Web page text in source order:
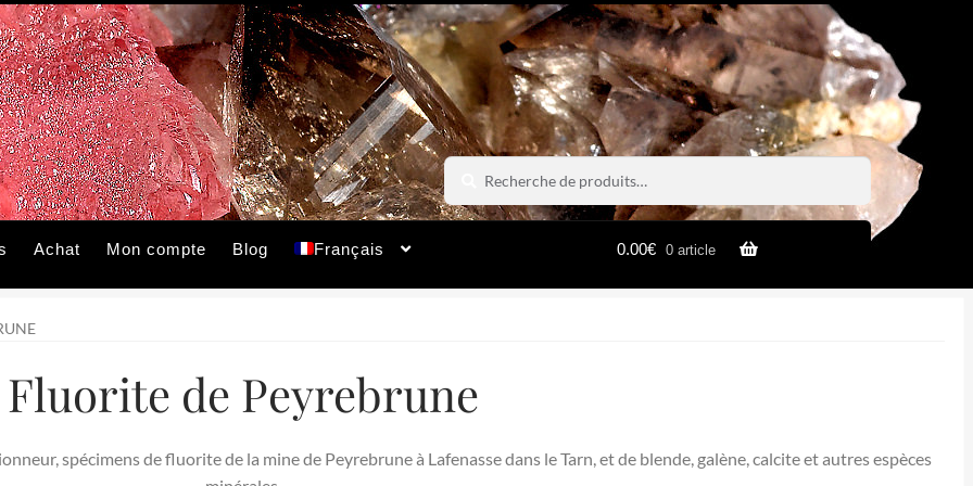
Recherche
pour :
Recherche
Achat Mon compte Blog Français 0.00€ 0 article
Fluorite de Peyrebrune
spécimens de fluorite de la mine de Peyrebrune à Lafenasse dans le Tarn, et de blende, galène, calcite et autres espèces